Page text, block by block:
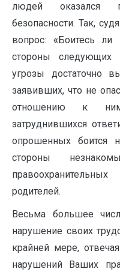
людей оказался
безопасности. Так,
вопрос: «Боитесь ли
стороны следующих
угрозы достаточно
заявивших, что не
отношению к
затруднившихся
опрошенных боится
стороны
родителей.
Весьма большее
нарушение своих
крайней мере,
нарушений Ваших